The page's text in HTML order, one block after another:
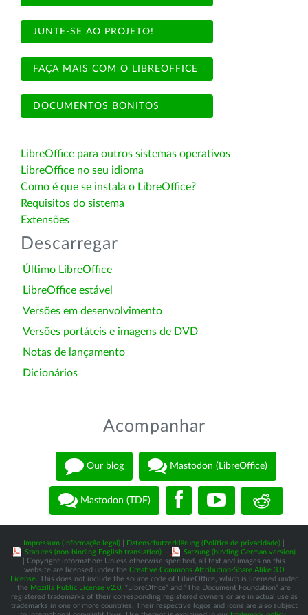
JUNTE-SE AO PROJETO!
FAÇA MAIS COM O LIBREOFFICE
DOCUMENTOS BONITOS
LibreOffice para outros sistemas operativos
LibreOffice no seu idioma
Como é que se instala o LibreOffice?
Requisitos do sistema
Extensões
Descarregar
Último LibreOffice
LibreOffice estável
Versões em desenvolvimento
Versões portáteis e imagens de DVD
Notas de lançamento
Dicionários
Acompanhar
Our blog Mastodon (LibreOffice)
Mastodon (TDF)
Impressum (Informação legal) Datenschutzerklärung (Política de privacidade)
Statutes (non-binding English translation) -
Satzung (binding German version)
| Copyright information: Unless otherwise specified, all text and images on this
website are licensed under the Creative Commons Attribution-Share Alike 3.0
License . This does not include the source code of LibreOffice, which is licensed under
the Mozilla Public License v2.0 . “LibreOffice” and “The Document Foundation” are
registered trademarks of their corresponding registered owners or are in actual use as
trademarks in one or more countries. Their respective logos and icons are also subject